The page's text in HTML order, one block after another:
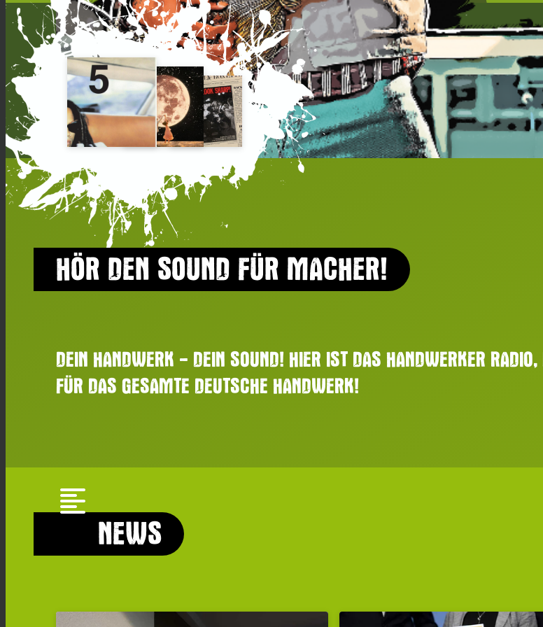
HÖR DEN SOUND FÜR MACHER!
DEIN HANDWERK - DEIN SOUND! HIER IST DAS HANDWERKER RADIO,
FÜR DAS GESAMTE DEUTSCHE HANDWERK!
format_align_left
NEWS